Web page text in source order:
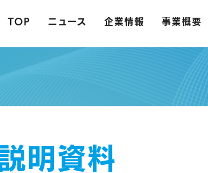
TOP ニュース 企業情報 事業概要
明資料